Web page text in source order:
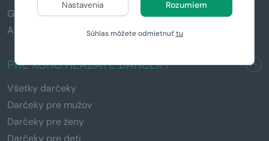
Nastavenia Rozumiem
Súhlas môžete odmietnuťtu
GDPR
Affiliate program
PRE KOHO HĽADÁTE DARČEK?
Všetky darčeky
Darčeky pre mužov
Darčeky pre ženy
Darčeky pre deti